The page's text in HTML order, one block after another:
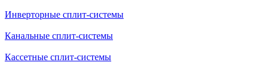
Инверторные сплит-системы
Канальные сплит-системы
Кассетные сплит-системы